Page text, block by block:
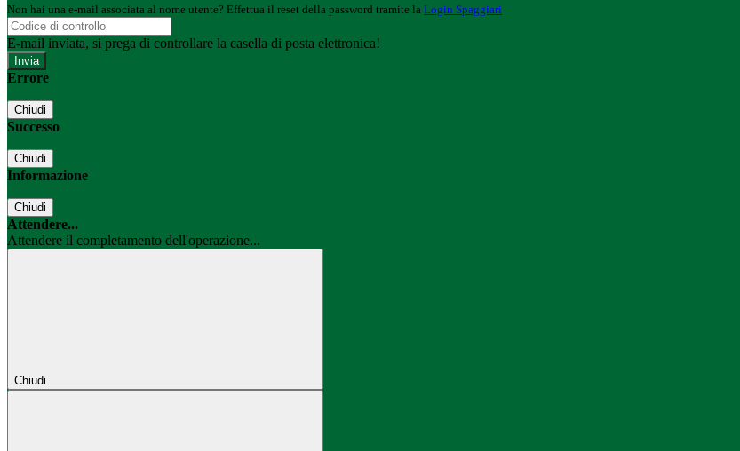
Non hai una e-mail associata al nome utente? Effettua il reset della password tramite la Login Spaggiari
E-mail inviata, si prega di controllare la casella di posta elettronica!
Errore
Chiudi
Successo
Chiudi
Informazione
Chiudi
Attendere...
Attendere il completamento dell'operazione...
Chiudi